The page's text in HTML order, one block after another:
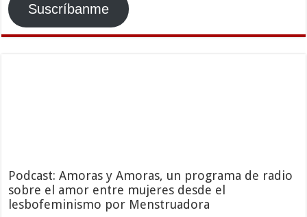
Suscríbanme
Podcast: Amoras y Amoras, un programa de radio
sobre el amor entre mujeres desde el
lesbofeminismo por Menstruadora